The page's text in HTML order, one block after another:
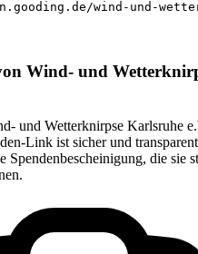
wind-und-
Wind- und
und Wetterknirpse Karlsruhe
Link ist sicher und
Spendenbescheinigung, die sie